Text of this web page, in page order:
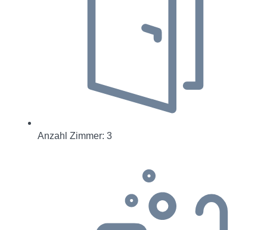
Anzahl Zimmer: 3